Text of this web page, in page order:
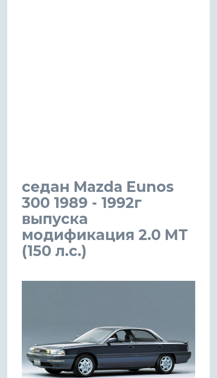
седан Mazda Eunos
300 1989 - 1992г
выпуска
модификация 2.0 MT
(150 л.с.)